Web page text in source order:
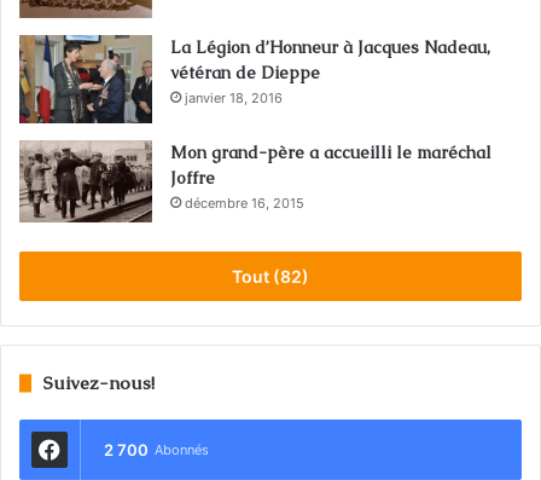
La Légion d’Honneur à Jacques Nadeau,
vétéran de Dieppe
janvier 18, 2016
Mon grand-père a accueilli le maréchal
Joffre
décembre 16, 2015
Tout (82)
Suivez-nous!
2 700 Abonnés